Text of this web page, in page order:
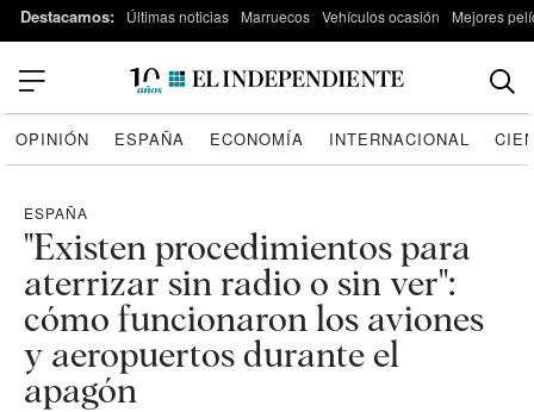
Destacamos: Últimas noticias Marruecos Vehículos ocasión Mejores
OPINIÓN ESPAÑA ECONOMÍA INTERNACIONAL
ESPAÑA
"Existen procedimientos para
aterrizar sin radio o sin ver":
cómo funcionaron los aviones
y aeropuertos durante el
apagón